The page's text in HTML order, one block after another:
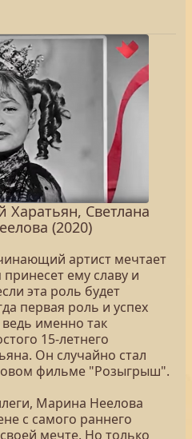
Светлана
(2020)
артист мечтает
ему славу и
эта роль будет
первая роль и успех
именно так
15-летнего
Он случайно стал
фильме "Розыгрыш".
Марина Неелова
с самого раннего
мечте. Но только